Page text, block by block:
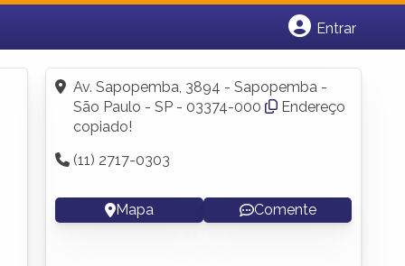
Entrar
Fazer login
Criar conta
Av. Sapopemba, 3894 - Sapopemba -
São Paulo - SP - 03374-000
Endereço
copiado!
(11) 2717-0303
Mapa Comente